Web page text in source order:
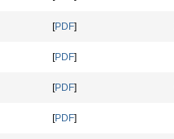
[PDF]
[PDF]
[PDF]
[PDF]